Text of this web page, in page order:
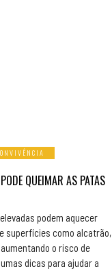
QUEIMAR AS PATAS
podem aquecer
superfícies como alcatrão,
o risco de
dicas para ajudar a